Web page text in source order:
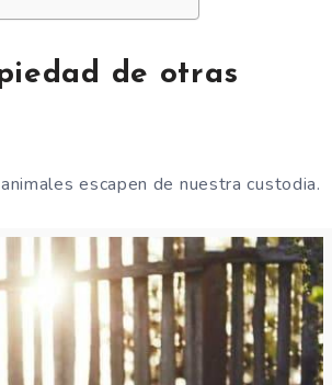
de otras
escapen de nuestra custodia.